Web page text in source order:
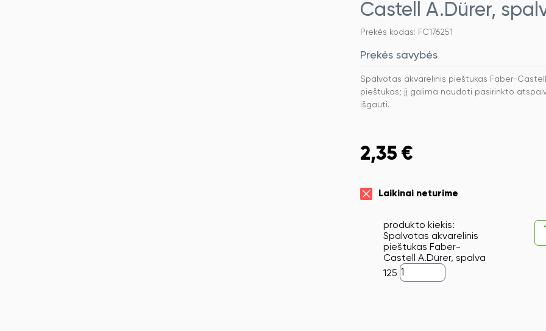
Castell A.Dürer,
Prekės kodas: FC176251
Prekės savybės
Spalvotas akvarelinis pieštukas Faber-
pieštukas; jį galima naudoti pasirinkto
išgauti.
2,35 €
Laikinai neturime
produkto kiekis:
Spalvotas akvarelinis
pieštukas Faber-
Castell A.Dürer, spalva
125